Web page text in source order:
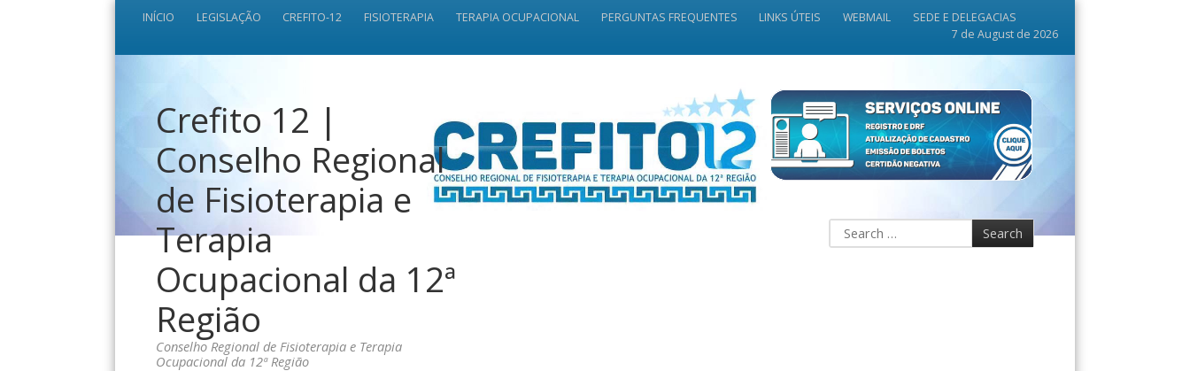
INÍCIO LEGISLAÇÃO CREFITO-12 FISIOTERAPIA TERAPIA OCUPACIONAL PERGUNTAS FREQUENTES LINKS ÚTEIS WEBMAIL
SEDE E DELEGACIAS
7 de August de 2026
Crefito 12 |
Conselho Regional
de Fisioterapia e
Terapia
Ocupacional da 12ª
Região
Conselho Regional de Fisioterapia e Terapia
Ocupacional da 12ª Região